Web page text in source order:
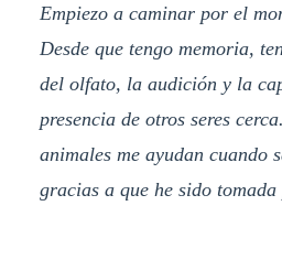
Empiezo a caminar por el
Desde que tengo memoria,
del olfato, la audición y la
presencia de otros seres
animales me ayudan cuando
gracias a que he sido tomada